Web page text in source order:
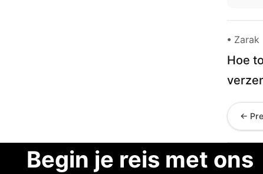
• Zarak
Hoe
←
Begin je reis met ons